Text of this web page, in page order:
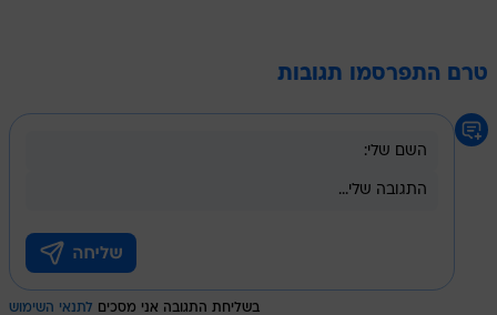
טרם התפרסמו תגובות
בשליחת התגובה אני מסכים לתנאי השימוש